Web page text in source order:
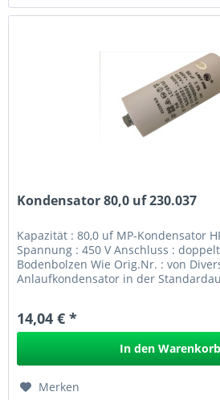
Kondensator 80,0 uf 230.037
Kapazität : 80,0 uf MP-Kondensator
Spannung : 450 V Anschluss :
Bodenbolzen Wie Orig.Nr. : von
Anlaufkondensator in der
14,04 € *
In den Warenkorb
Merken